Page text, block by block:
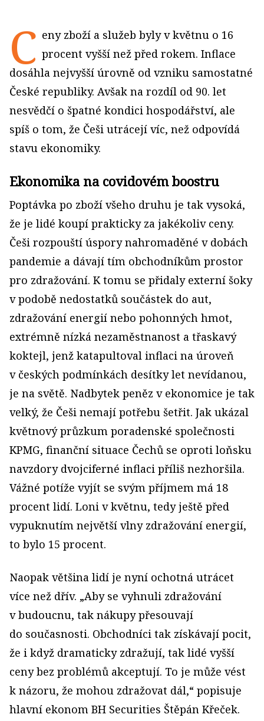
C eny zboží a služeb byly v květnu o 16
procent vyšší než před rokem. Inflace
dosáhla nejvyšší úrovně od vzniku samostatné
České republiky. Avšak na rozdíl od 90. let
nesvědčí o špatné kondici hospodářství, ale
spíš o tom, že Češi utrácejí víc, než odpovídá
stavu ekonomiky.
Ekonomika na covidovém boostru
Poptávka po zboží všeho druhu je tak vysoká,
že je lidé koupí prakticky za jakékoliv ceny.
Češi rozpouští úspory nahromaděné v dobách
pandemie a dávají tím obchodníkům prostor
pro zdražování. K tomu se přidaly externí šoky
v podobě nedostatků součástek do aut,
zdražování energií nebo pohonných hmot,
extrémně nízká nezaměstnanost a třaskavý
koktejl, jenž katapultoval inflaci na úroveň
v českých podmínkách desítky let nevídanou,
je na světě. Nadbytek peněz v ekonomice je tak
velký, že Češi nemají potřebu šetřit. Jak ukázal
květnový průzkum poradenské společnosti
KPMG, finanční situace Čechů se oproti loňsku
navzdory dvojciferné inflaci příliš nezhoršila.
Vážné potíže vyjít se svým příjmem má 18
procent lidí. Loni v květnu, tedy ještě před
vypuknutím největší vlny zdražování energií,
to bylo 15 procent.
Naopak většina lidí je nyní ochotná utrácet
více než dřív. „Aby se vyhnuli zdražování
v budoucnu, tak nákupy přesouvají
do současnosti. Obchodníci tak získávají pocit,
že i když dramaticky zdražují, tak lidé vyšší
ceny bez problémů akceptují. To je může vést
k názoru, že mohou zdražovat dál,“ popisuje
hlavní ekonom BH Securities Štěpán Křeček.